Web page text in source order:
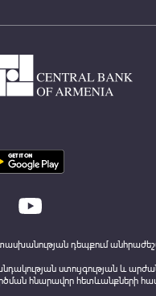
դեպքում
ստույգության և
հնարավոր հետևանքների